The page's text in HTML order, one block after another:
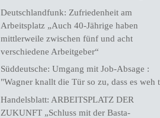
Deutschlandfunk: Zufriedenheit am
Arbeitsplatz „Auch 40-Jährige haben
mittlerweile zwischen fünf und acht
verschiedene Arbeitgeber“
Süddeutsche: Umgang mit Job-Absage :
"Wagner knallt die Tür so zu, dass es weh
Handelsblatt: ARBEITSPLATZ DER
ZUKUNFT „Schluss mit der Basta-